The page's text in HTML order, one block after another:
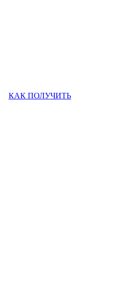
КАК ПОЛУЧИТЬ